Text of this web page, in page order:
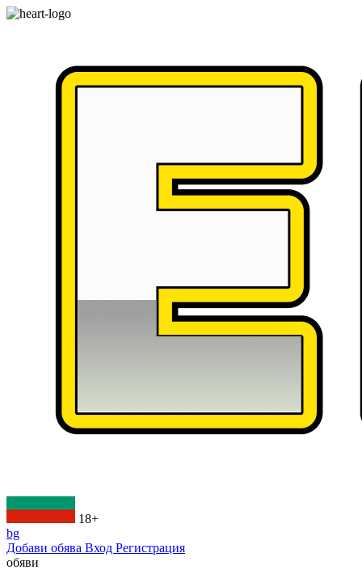
18+
bg
Добави обява Вход Регистрация
обяви